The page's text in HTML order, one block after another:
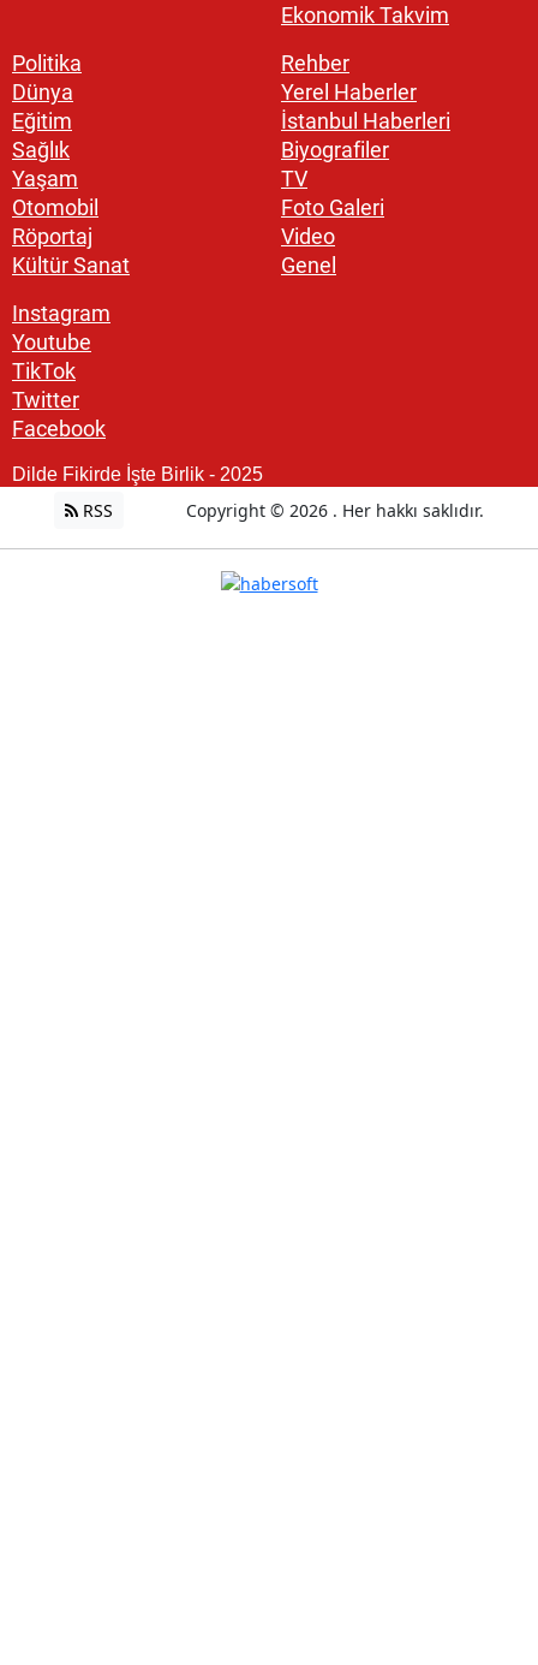
Ekonomik Takvim
Politika
Dünya
Eğitim
Sağlık
Yaşam
Otomobil
Röportaj
Kültür Sanat
Rehber
Yerel Haberler
İstanbul Haberleri
Biyografiler
TV
Foto Galeri
Video
Genel
Instagram
Youtube
TikTok
Twitter
Facebook
Dilde Fikirde İşte Birlik - 2025
RSS Copyright © 2026 . Her hakkı saklıdır.